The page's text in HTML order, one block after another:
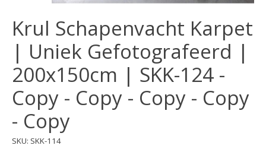
Krul Schapenvacht Karpet
| Uniek Gefotografeerd |
200x150cm | SKK-124 -
Copy - Copy - Copy - Copy
- Copy
SKU: SKK-114